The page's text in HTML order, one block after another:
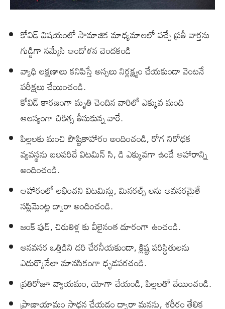
కోవిడ్ విషయంలో సామాజిక మాధ్య‌మాల‌లో వ‌చ్చే ప్ర‌తీ వార్త‌ను
గుడ్డిగా న‌మ్మేసి ఆందోళన చెందకండి
వ్యాధి లక్షణాలు కనిపిస్తే అస్సలు నిర్లక్ష్యం చేయకుండా వెంటనే
పరీక్షలు చేయించండి.
కోవిడ్ కారణంగా మృతి చెందిన వారిలో ఎక్కువ మంది
ఆలస్యంగా చికిత్స తీసుకున్న వారే.
పిల్లలకు మంచి పౌష్టికాహారం అందించండి, రోగ నిరోధక
వ్య‌వ‌స్థ‌ను బలపరిచే విటమిన్ సి, డి ఎక్కువగా ఉండే ఆహారాన్ని
అందించండి.
ఆహారంలో లభించని విటమిన్లు, మినరల్స్ లను అవసరమైతే
సప్లిమెంట్ల ద్వారా అందించండి.
జంక్ ఫుడ్, చిరుతిళ్ల‌ కు వీలైనంత దూరంగా ఉంచండి.
అనవసర ఒత్తిడిని దరి చేరనీయకుండా, క్లిష్ట ప‌రిస్థితుల‌ను
ఎదుర్కొనేలా మాన‌సికంగా ధృడ‌ప‌ర‌చండి.
ప్రతిరోజూ వ్యాయమం, యోగా చేయండి, పిల్లలతో చేయించండి.
ప్రాణాయామం సాధన చేయడం ద్వారా మనసు, శరీరం తేలిక